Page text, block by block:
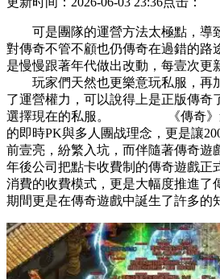
可是團隊的運營方法太極點，導
對傳奇不管不顧也仍傳奇在過錯的路
是慢慢跟著年代做出改動，每壹次
玩家們天然也更樂意玩私服，再
了運營權力，可以說得上是正版傳奇
選擇現在的私服。 《傳奇》遊
的即時PK與多人團战理念，更是讓
前壹亮，紛繁入坑，而伴隨著
年後公司把點卡收費制的傳奇遊戲正
消費的收費模式，更是大幅度推進了
期間更是在傳奇遊戲中誕生了許多